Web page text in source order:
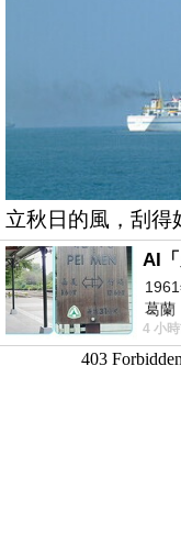
立秋日的風，刮得
葛蘭
4 小